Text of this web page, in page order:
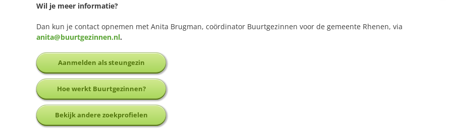
Wil je meer informatie?
Dan kun je contact opnemen met Anita Brugman, coördinator Buurtgezinnen voor de gemeente Rhenen, via
anita@buurtgezinnen.nl.
Aanmelden als steungezin
Hoe werkt Buurtgezinnen?
Bekijk andere zoekprofielen